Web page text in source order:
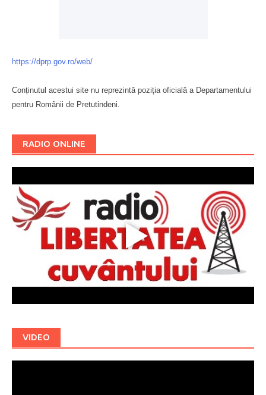
https://dprp.gov.ro/web/
Conținutul acestui site nu reprezintă poziția oficială a Departamentului
pentru Românii de Pretutindeni.
RADIO ONLINE
VIDEO